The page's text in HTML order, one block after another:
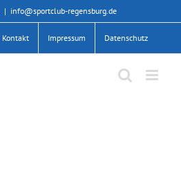
| info@sportclub-regensburg.de
Kontakt Impressum Datenschutz